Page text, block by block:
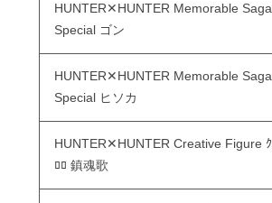
HUNTER✕HUNTER Memorable Saga
Special ゴン
HUNTER✕HUNTER Memorable Saga
Special ヒソカ
HUNTER✕HUNTER Creative Figure ｸ
ﾛﾛ 鎮魂歌